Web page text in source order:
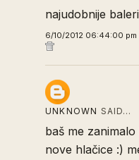
najudobnije
6/10/2012 06:44:00 pm
UNKNOWN SAID…
baš me
nove hlačice :)